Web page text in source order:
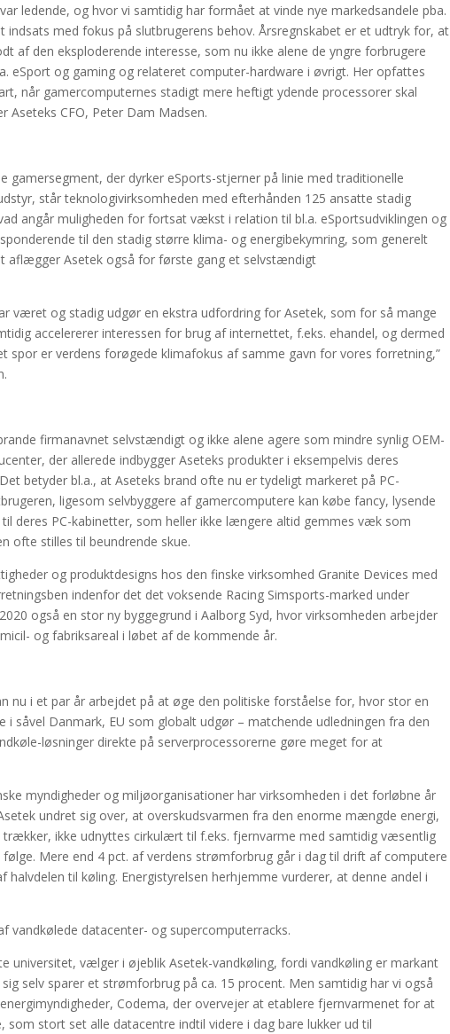
ledende, og hvor vi samtidig har formået at vinde nye markedsandele pba.
med fokus på slutbrugerens behov. Årsregnskabet er et udtryk for, at
af den eksploderende interesse, som nu ikke alene de yngre forbrugere
eSport og gaming og relateret computer-hardware i øvrigt. Her opfattes
når gamercomputernes stadigt mere heftigt ydende processorer skal
Aseteks CFO, Peter Dam Madsen.
der dyrker eSports-stjerner på linie med traditionelle
står teknologivirksomheden med efterhånden 125 ansatte stadig
angår muligheden for fortsat vækst i relation til bl.a. eSportsudviklingen og
til den stadig større klima- og energibekymring, som generelt
aflægger Asetek også for første gang et selvstændigt
været og stadig udgør en ekstra udfordring for Asetek, som for så mange
accelererer interessen for brug af internettet, f.eks. ehandel, og dermed
spor er verdens forøgede klimafokus af samme gavn for vores forretning,”
firmanavnet selvstændigt og ikke alene agere som mindre synlig OEM-
der allerede indbygger Aseteks produkter i eksempelvis deres
betyder bl.a., at Aseteks brand ofte nu er tydeligt markeret på PC-
ligesom selvbyggere af gamercomputere kan købe fancy, lysende
deres PC-kabinetter, som heller ikke længere altid gemmes væk som
ofte stilles til beundrende skue.
og produktdesigns hos den finske virksomhed Granite Devices med
indenfor det det voksende Racing Simsports-marked under
også en stor ny byggegrund i Aalborg Syd, hvor virksomheden arbejder
og fabriksareal i løbet af de kommende år.
nu i et par år arbejdet på at øge den politiske forståelse for, hvor stor en
i såvel Danmark, EU som globalt udgør – matchende udledningen fra den
løsninger direkte på serverprocessorerne gøre meget for at
myndigheder og miljøorganisationer har virksomheden i det forløbne år
undret sig over, at overskudsvarmen fra den enorme mængde energi,
ikke udnyttes cirkulært til f.eks. fjernvarme med samtidig væsentlig
Mere end 4 pct. af verdens strømforbrug går i dag til drift af computere
til køling. Energistyrelsen herhjemme vurderer, at denne andel i
vandkølede datacenter- og supercomputerracks.
universitet, vælger i øjeblik Asetek-vandkøling, fordi vandkøling er markant
selv sparer et strømforbrug på ca. 15 procent. Men samtidig har vi også
Codema, der overvejer at etablere fjernvarmenet for at
stort set alle datacentre indtil videre i dag bare lukker ud til